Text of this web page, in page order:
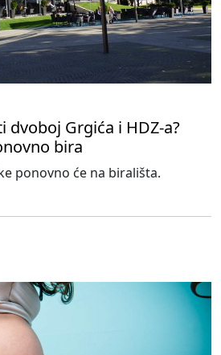
dvoboj Grgića i HDZ-a?
bira
ponovno će na birališta.